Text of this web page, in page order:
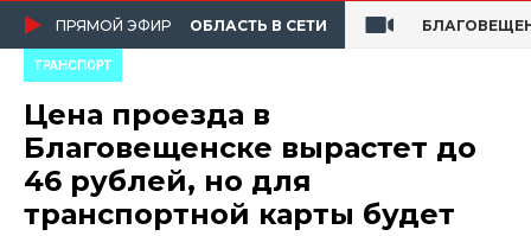
ПРЯМОЙ ЭФИР ОБЛАСТЬ В СЕТИ
ТРАНСПОРТ
Цена проезда в
Благовещенске вырастет до
46 рублей, но для
транспортной карты будет